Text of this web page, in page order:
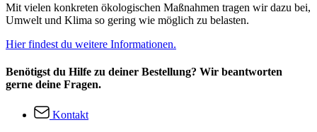
Mit vielen konkreten ökologischen Maßnahmen tragen wir dazu bei,
Umwelt und Klima so gering wie möglich zu belasten.
Hier findest du weitere Informationen.
Benötigst du Hilfe zu deiner Bestellung? Wir beantworten
gerne deine Fragen.
Kontakt